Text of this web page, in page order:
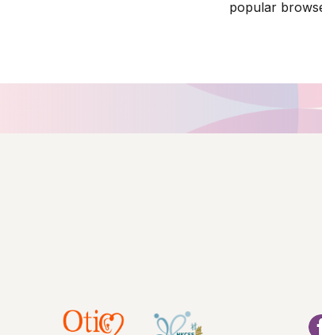
popular